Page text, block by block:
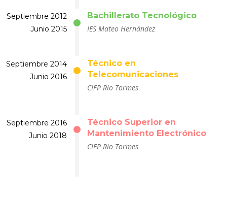
Septiembre 2012
Junio 2015
Bachillerato Tecnológico
IES Mateo Hernández
Septiembre 2014
Junio 2016
Técnico en
Telecomunicaciones
CIFP Río Tormes
Septiembre 2016
Junio 2018
Técnico Superior en
Mantenimiento Electrónico
CIFP Río Tormes